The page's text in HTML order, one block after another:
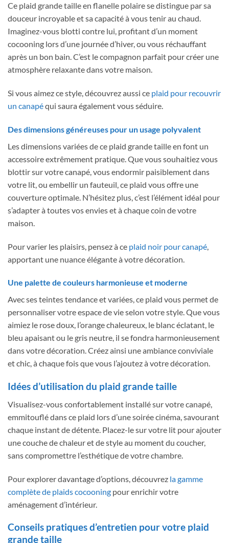
Ce plaid grande taille en flanelle polaire se distingue par sa
douceur incroyable et sa capacité à vous tenir au chaud.
Imaginez-vous blotti contre lui, profitant d’un moment
cocooning lors d’une journée d’hiver, ou vous réchauffant
après un bon bain. C’est le compagnon parfait pour créer une
atmosphère relaxante dans votre maison.
Si vous aimez ce style, découvrez aussi ce plaid pour recouvrir
un canapéqui saura également vous séduire.
Des dimensions généreuses pour un usage polyvalent
Les dimensions variées de ce plaid grande taille en font un
accessoire extrêmement pratique. Que vous souhaitiez vous
blottir sur votre canapé, vous endormir paisiblement dans
votre lit, ou embellir un fauteuil, ce plaid vous offre une
couverture optimale. N’hésitez plus, c’est l’élément idéal pour
s’adapter à toutes vos envies et à chaque coin de votre
maison.
Pour varier les plaisirs, pensez à ce plaid noir pour canapé
apportant une nuance élégante à votre décoration.
Une palette de couleurs harmonieuse et moderne
Avec ses teintes tendance et variées, ce plaid vous permet de
personnaliser votre espace de vie selon votre style. Que vous
aimiez le rose doux, l’orange chaleureux, le blanc éclatant, le
bleu apaisant ou le gris neutre, il se fondra harmonieusement
dans votre décoration. Créez ainsi une ambiance conviviale
et chic, à chaque fois que vous l’ajoutez à votre décoration.
Idées d’utilisation du plaid grande taille
Visualisez-vous confortablement installé sur votre canapé,
emmitouflé dans ce plaid lors d’une soirée cinéma, savourant
chaque instant de détente. Placez-le sur votre lit pour ajouter
une couche de chaleur et de style au moment du coucher,
sans compromettre l’esthétique de votre chambre.
Pour explorer davantage d’options, découvrez la gamme
complète de plaids cocooning pour enrichir votre
aménagement d’intérieur.
Conseils pratiques d’entretien pour votre plaid
grande taille